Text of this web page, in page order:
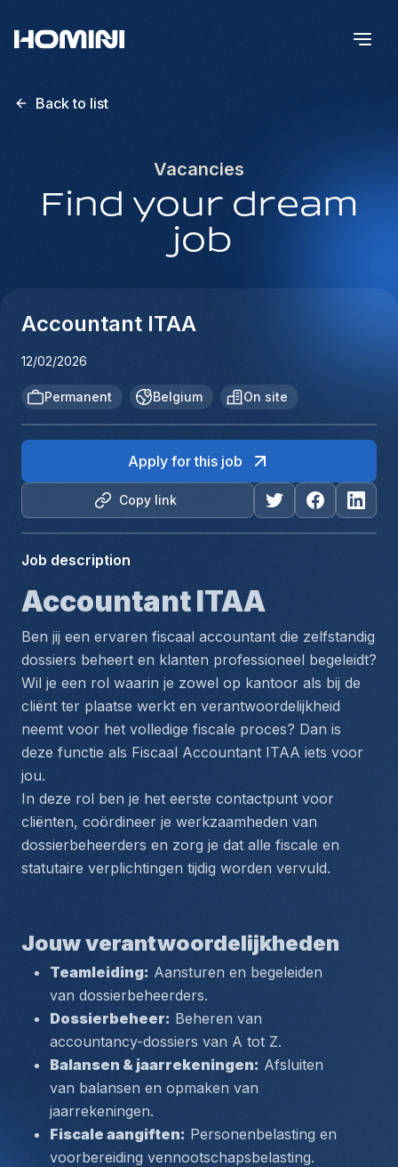
Back to list
Vacancies
Find your dream
job
Accountant ITAA
12/02/2026
Permanent Belgium On site
Copy link
Apply for this job
Job description
Accountant ITAA
Ben jij een ervaren fiscaal accountant die zelfstandig
dossiers beheert en klanten professioneel begeleidt?
Wil je een rol waarin je zowel op kantoor als bij de
cliënt ter plaatse werkt en verantwoordelijkheid
neemt voor het volledige fiscale proces? Dan is
deze functie als Fiscaal Accountant ITAA iets voor
jou.
In deze rol ben je het eerste contactpunt voor
cliënten, coördineer je werkzaamheden van
dossierbeheerders en zorg je dat alle fiscale en
statutaire verplichtingen tijdig worden vervuld.
Jouw verantwoordelijkheden
Teamleiding: Aansturen en begeleiden
van dossierbeheerders.
Dossierbeheer: Beheren van
accountancy-dossiers van A tot Z.
Balansen & jaarrekeningen: Afsluiten
van balansen en opmaken van
jaarrekeningen.
Fiscale aangiften: Personenbelasting en
voorbereiding vennootschapsbelasting.